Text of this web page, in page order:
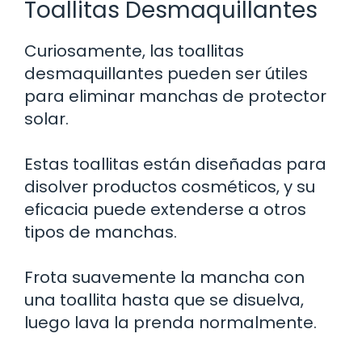
Toallitas Desmaquillantes
Curiosamente, las toallitas
desmaquillantes pueden ser útiles
para eliminar manchas de protector
solar.
Estas toallitas están diseñadas para
disolver productos cosméticos, y su
eficacia puede extenderse a otros
tipos de manchas.
Frota suavemente la mancha con
una toallita hasta que se disuelva,
luego lava la prenda normalmente.